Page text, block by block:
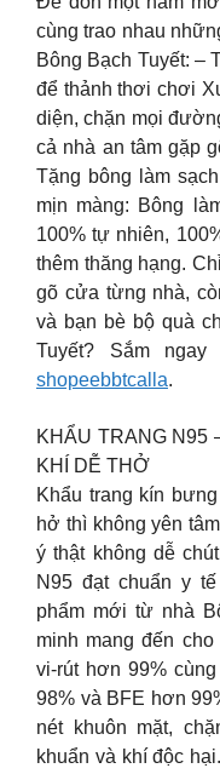
cùng trao nhau
Bông Bạch Tuyết: –
để thảnh thơi chơi
diện, chặn mọi
cả nhà an tâm gặp
Tặng bông làm
mịn màng: Bông
100% tự nhiên,
thêm thăng hạng.
gõ cửa từng nhà,
và bạn bè bộ quà
Tuyết? Sắm
shopeebbtcalla.
KHẨU TRANG N95
KHÍ DỄ THỞ
Khẩu trang kín
hở thì không yên
ý thật không dễ
N95 đạt chuẩn y
phẩm mới từ nhà
minh mang đến
vi-rút hơn 99%
98% và BFE hơn
nét khuôn mặt,
khuẩn và khí độc